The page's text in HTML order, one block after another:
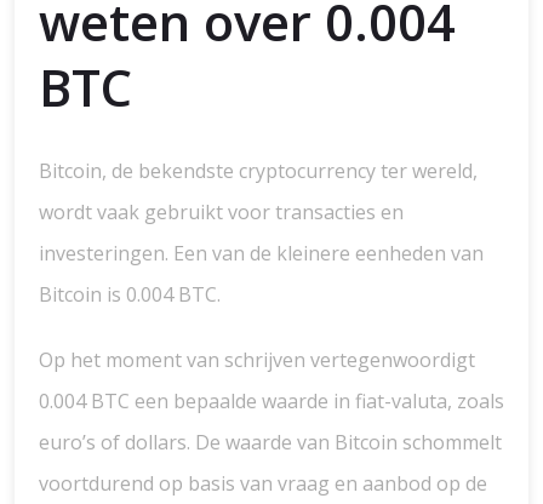
weten over 0.004
BTC
Bitcoin, de bekendste cryptocurrency ter wereld,
wordt vaak gebruikt voor transacties en
investeringen. Een van de kleinere eenheden van
Bitcoin is 0.004 BTC.
Op het moment van schrijven vertegenwoordigt
0.004 BTC een bepaalde waarde in fiat-valuta, zoals
euro’s of dollars. De waarde van Bitcoin schommelt
voortdurend op basis van vraag en aanbod op de